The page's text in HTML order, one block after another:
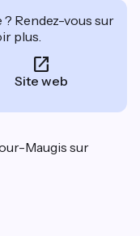
? Rendez-vous sur
plus.
Site web
Maugis sur